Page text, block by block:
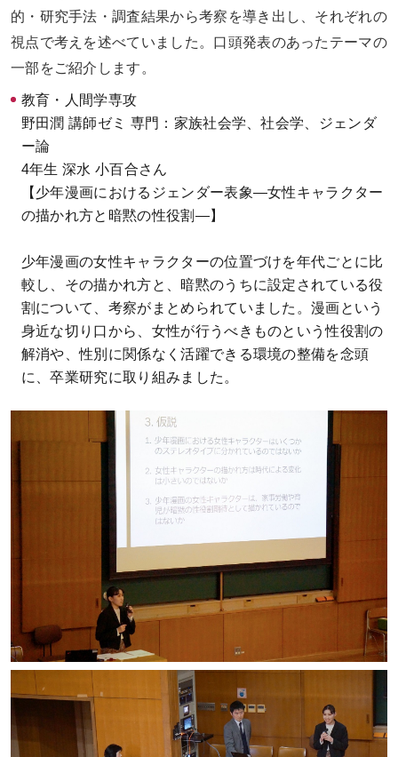
的・研究手法・調査結果から考察を導き出し、それぞれの
視点で考えを述べていました。口頭発表のあったテーマの
一部をご紹介します。
教育・人間学専攻
野田潤 講師ゼミ 専門：家族社会学、社会学、ジェンダ
ー論
4年生 深水 小百合さん
【少年漫画におけるジェンダー表象―女性キャラクター
の描かれ方と暗黙の性役割―】
少年漫画の女性キャラクターの位置づけを年代ごとに比
較し、その描かれ方と、暗黙のうちに設定されている役
割について、考察がまとめられていました。漫画という
身近な切り口から、女性が行うべきものという性役割の
解消や、性別に関係なく活躍できる環境の整備を念頭
に、卒業研究に取り組みました。